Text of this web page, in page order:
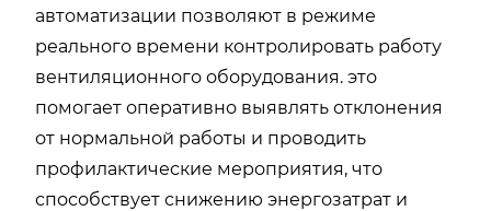
автоматизации позволяют в режиме
реального времени контролировать работу
вентиляционного оборудования. это
помогает оперативно выявлять отклонения
от нормальной работы и проводить
профилактические мероприятия, что
способствует снижению энергозатрат и